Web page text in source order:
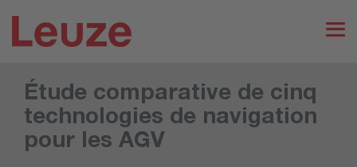
main
Étude comparative de cinq
technologies de navigation
pour les AGV